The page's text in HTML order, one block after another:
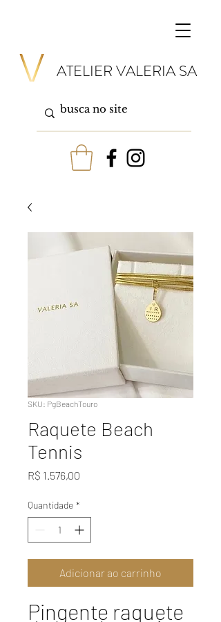
ATELIER VALERIA SA
SKU: PgBeachTouro
Raquete Beach
Tennis
R$ 1.576,00
Quantidade *
Adicionar ao carrinho
Pingente raquete